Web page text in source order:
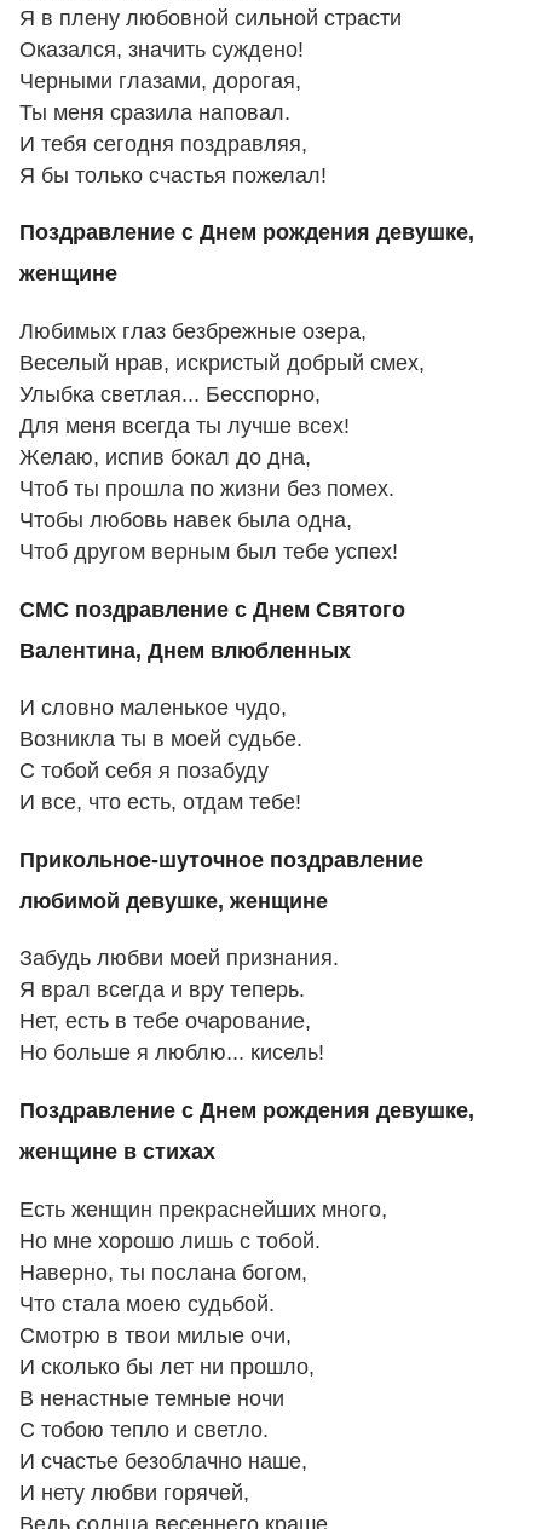
Я в плену любовной сильной страсти
Оказался, значить суждено!
Черными глазами, дорогая,
Ты меня сразила наповал.
И тебя сегодня поздравляя,
Я бы только счастья пожелал!
Поздравление с Днем рождения девушке,
женщине
Любимых глаз безбрежные озера,
Веселый нрав, искристый добрый смех,
Улыбка светлая... Бесспорно,
Для меня всегда ты лучше всех!
Желаю, испив бокал до дна,
Чтоб ты прошла по жизни без помех.
Чтобы любовь навек была одна,
Чтоб другом верным был тебе успех!
СМС поздравление с Днем Святого
Валентина, Днем влюбленных
И словно маленькое чудо,
Возникла ты в моей судьбе.
С тобой себя я позабуду
И все, что есть, отдам тебе!
Прикольное-шуточное поздравление
любимой девушке, женщине
Забудь любви моей признания.
Я врал всегда и вру теперь.
Нет, есть в тебе очарование,
Но больше я люблю... кисель!
Поздравление с Днем рождения девушке,
женщине в стихах
Есть женщин прекраснейших много,
Но мне хорошо лишь с тобой.
Наверно, ты послана богом,
Что стала моею судьбой.
Смотрю в твои милые очи,
И сколько бы лет ни прошло,
В ненастные темные ночи
С тобою тепло и светло.
И счастье безоблачно наше,
И нету любви горячей,
Ведь солнца весеннего краше